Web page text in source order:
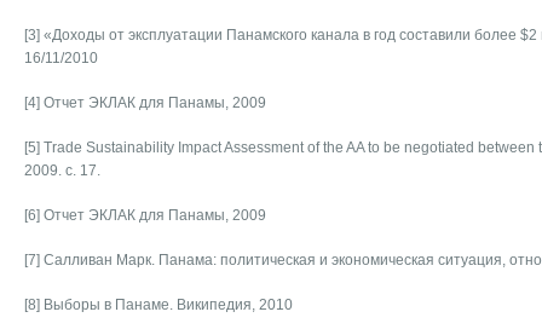
[3] «Доходы от эксплуатации Панамского канала в год составили более
16/11/2010
[4] Отчет ЭКЛАК для Панамы, 2009
[5] Trade Sustainability Impact Assessment of the AA to be negotiated
2009. с. 17.
[6] Отчет ЭКЛАК для Панамы, 2009
[7] Салливан Марк. Панама: политическая и экономическая ситуация,
[8] Выборы в Панаме. Википедия, 2010